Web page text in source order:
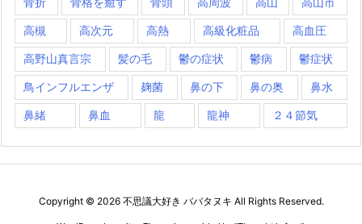
高槻 高次元 高熱 高級化粧品 高血圧
高野山真言宗 髪の毛 鬱の症状 鬱病 鬱症状
鳥インフルエンザ 麹菌 鼻の下 鼻の奥 鼻水
鼻緒 鼻血 龍 龍神 ２４節気
Copyright © 2026 不思議大好き ババタヌキ All Rights Reserved.